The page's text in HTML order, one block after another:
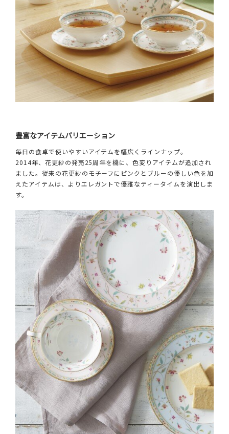
豊富なアイテムバリエーション
毎日の食卓で使いやすいアイテムを幅広くラインナップ。
2014年、花更紗の発売25周年を機に、色変りアイテムが追加され
ました。従来の花更紗のモチーフにピンクとブルーの優しい色を加
えたアイテムは、よりエレガントで優雅なティータイムを演出しま
す。